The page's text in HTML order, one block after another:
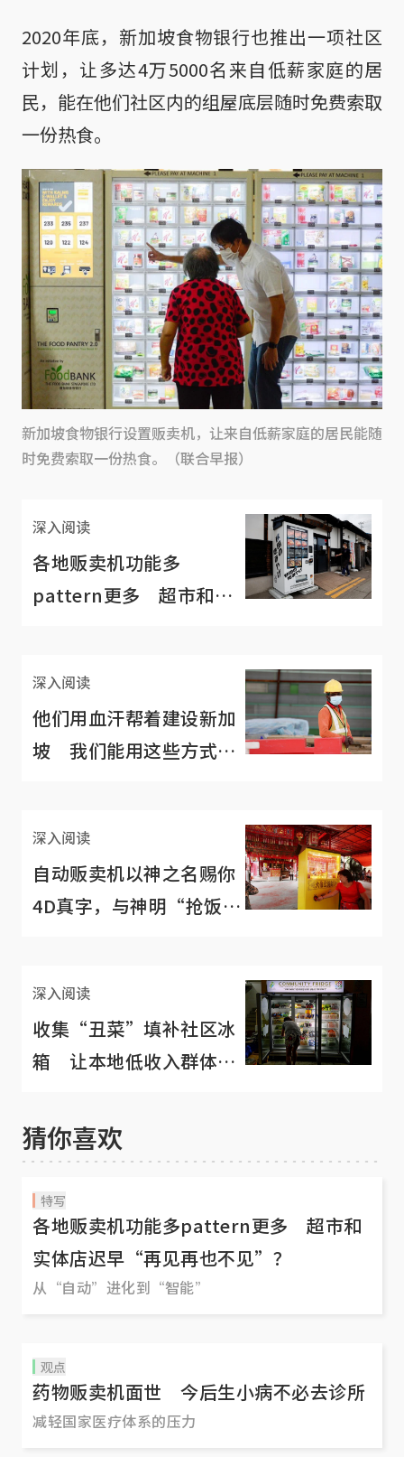
2020年底，新加坡食物银行也推出一项社区
计划，让多达4万5000名来自低薪家庭的居
民，能在他们社区内的组屋底层随时免费索取
一份热食。
新加坡食物银行设置贩卖机，让来自低薪家庭的居民能随
时免费索取一份热食。（联合早报）
深入阅读
各地贩卖机功能多
pattern更多 超市和实
深入阅读
他们用血汗帮着建设新加
坡 我们能用这些方式答
深入阅读
自动贩卖机以神之名赐你
4D真字，与神明“抢饭
深入阅读
收集“丑菜”填补社区冰
箱 让本地低收入群体免
猜你喜欢
特写
各地贩卖机功能多pattern更多 超市和
实体店迟早“再见再也不见”？
从“自动”进化到“智能”
观点
药物贩卖机面世 今后生小病不必去诊所
减轻国家医疗体系的压力